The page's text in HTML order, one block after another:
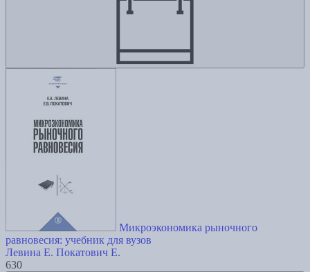
Микроэкономика рыночного
равновесия: учебник для вузов
Левина Е. Покатович Е.
630